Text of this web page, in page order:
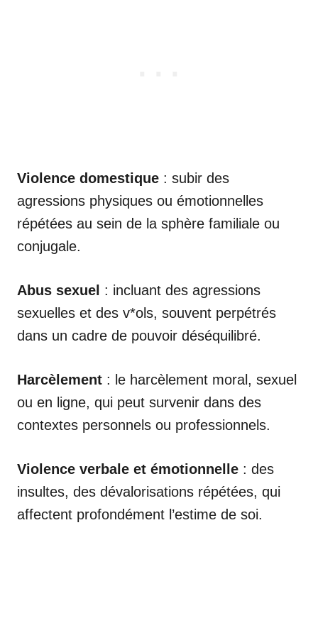
Violence domestique : subir des
agressions physiques ou émotionnelles
répétées au sein de la sphère familiale ou
conjugale.
Abus sexuel : incluant des agressions
sexuelles et des v*ols, souvent perpétrés
dans un cadre de pouvoir déséquilibré.
Harcèlement : le harcèlement moral, sexuel
ou en ligne, qui peut survenir dans des
contextes personnels ou professionnels.
Violence verbale et émotionnelle : des
insultes, des dévalorisations répétées, qui
affectent profondément l’estime de soi.